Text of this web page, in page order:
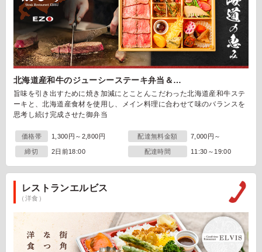
北海道産和牛のジューシーステーキ弁当＆…
旨味を引き出すために焼き加減にとことんこだわった北海道産和牛ステ
ーキと、北海道産食材を使用し、メイン料理に合わせて味のバランスを
思考し続け完成させた御弁当
価格帯 1,300円～2,800円 配達無料金額 7,000円～
締切 2日前18:00 配達時間 11:30～19:00
レストランエルビス
（洋食）